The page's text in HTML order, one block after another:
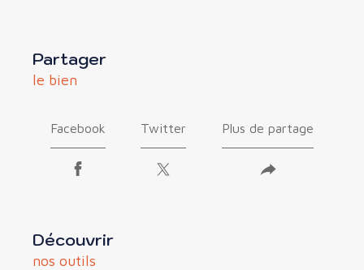
partager
le bien
Facebook Twitter Plus de partage
découvrir
nos outils